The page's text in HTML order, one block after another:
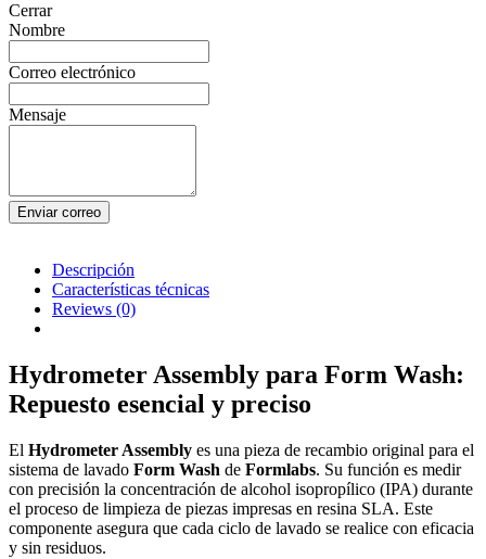
Cerrar
Nombre
Correo electrónico
Mensaje
Enviar correo
Descripción
Características técnicas
Reviews (0)
Hydrometer Assembly para Form Wash:
Repuesto esencial y preciso
El Hydrometer Assembly es una pieza de recambio original para el
sistema de lavado Form Wash de Formlabs. Su función es medir
con precisión la concentración de alcohol isopropílico (IPA) durante
el proceso de limpieza de piezas impresas en resina SLA. Este
componente asegura que cada ciclo de lavado se realice con eficacia
y sin residuos.